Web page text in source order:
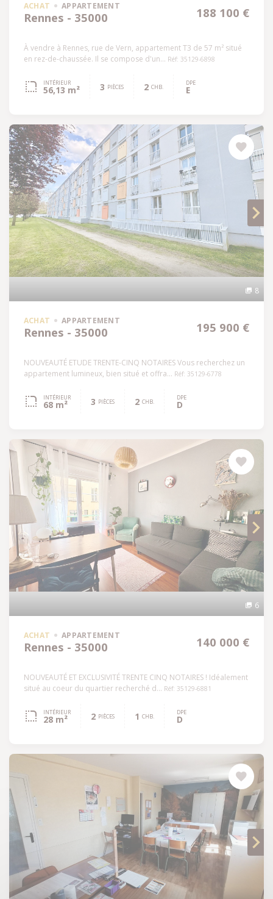
ACHAT APPARTEMENT
Rennes - 35000 188 100 €
À vendre à Rennes, rue de Vern, appartement T3 de 57 m² situé
en rez-de-chaussée. Il se compose d'un... Réf: 35129-6898
INTÉRIEUR
56,13 m² 3 PIÈCES 2 CHB. DPE
E
8
ACHAT APPARTEMENT
Rennes - 35000 195 900 €
NOUVEAUTÉ ETUDE TRENTE-CINQ NOTAIRES Vous recherchez un
appartement lumineux, bien situé et offra... Réf: 35129-6778
INTÉRIEUR
68 m² 3 PIÈCES 2 CHB. DPE
D
6
ACHAT APPARTEMENT
Rennes - 35000 140 000 €
NOUVEAUTÉ ET EXCLUSIVITÉ TRENTE CINQ NOTAIRES ! Idéalement
situé au coeur du quartier recherché d... Réf: 35129-6881
INTÉRIEUR
28 m² 2 PIÈCES 1 CHB. DPE
D